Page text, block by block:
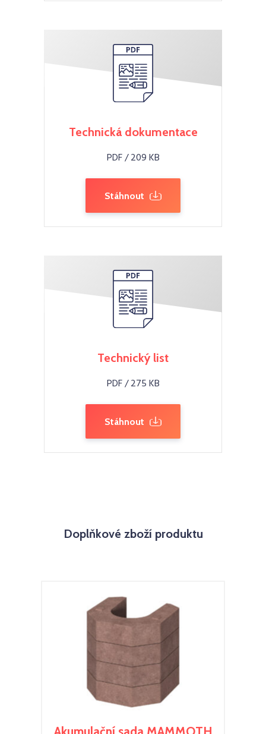
Technická dokumentace
PDF / 209 KB
Stáhnout
Technický list
PDF / 275 KB
Stáhnout
Doplňkové zboží produktu